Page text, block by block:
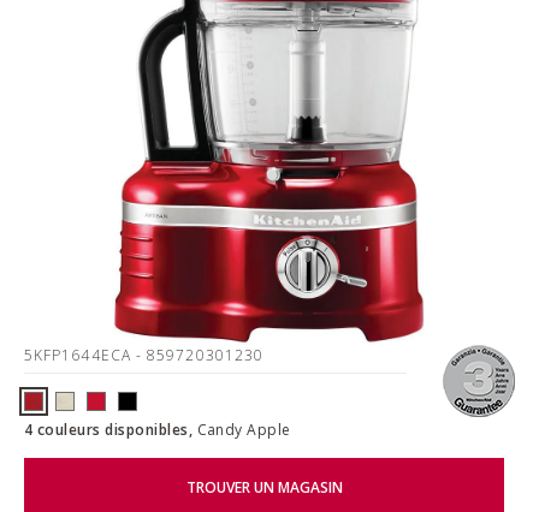
5KFP1644ECA - 859720301230
4 couleurs disponibles, Candy Apple
TROUVER UN MAGASIN